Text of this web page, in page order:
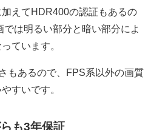
えてHDR400の認証もあるの
は明るい部分と暗い部分によ
ています。
もあるので、FPS系以外の画質
すいです。
も3年保証